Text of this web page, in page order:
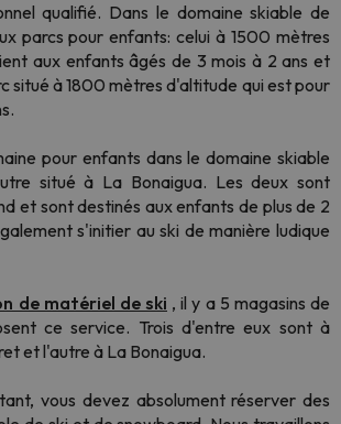
qualifié. Dans le domaine skiable de
parcs pour enfants: celui à 1500 mètres
aux enfants âgés de 3 mois à 2 ans et
situé à 1800 mètres d'altitude qui est pour
pour enfants dans le domaine skiable
situé à La Bonaigua. Les deux sont
et sont destinés aux enfants de plus de 2
s'initier au ski de manière ludique
de matériel de ski , il y a 5 magasins de
ce service. Trois d'entre eux sont à
et l'autre à La Bonaigua.
vous devez absolument réserver des